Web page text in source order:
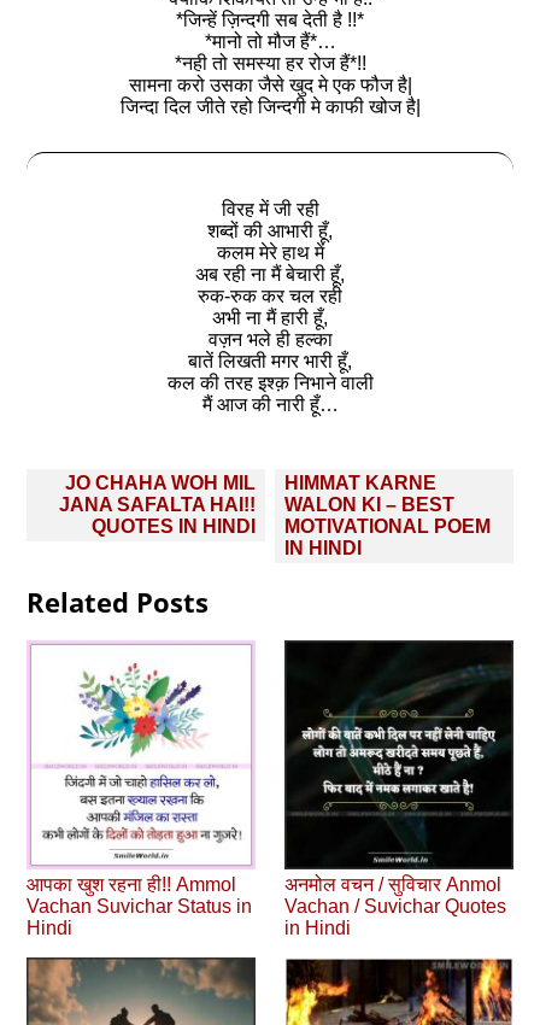
*जिन्हें ज़िन्दगी सब देती है !!*
*मानो तो मौज हैं*…
*नही तो समस्या हर रोज हैं*!!
सामना करो उसका जैसे खुद मे एक फौज है|
जिन्दा दिल जीते रहो जिन्दगी मे काफी खोज है|
विरह में जी रही
शब्दों की आभारी हूँ,
कलम मेरे हाथ में
अब रही ना मैं बेचारी हूँ,
रुक-रुक कर चल रही
अभी ना मैं हारी हूँ,
वज़न भले ही हल्का
बातें लिखती मगर भारी हूँ,
कल की तरह इश्क़ निभाने वाली
मैं आज की नारी हूँ…
Post
navigation
JO CHAHA WOH MIL
JANA SAFALTA HAI!!
QUOTES IN HINDI
HIMMAT KARNE
WALON KI – BEST
MOTIVATIONAL POEM
IN HINDI
Related Posts
आपका खुश रहना ही!! Ammol
Vachan Suvichar Status in
Hindi
अनमोल वचन / सुविचार Anmol
Vachan / Suvichar Quotes
in Hindi